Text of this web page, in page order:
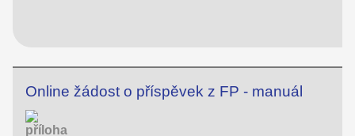
Online žádost o příspěvek z FP - manuál